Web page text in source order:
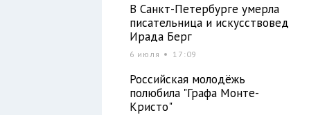
В Санкт-Петербурге умерла
писательница и искусствовед
Ирада Берг
6 июля 17:09
Российская молодёжь
полюбила "Графа Монте-
Кристо"